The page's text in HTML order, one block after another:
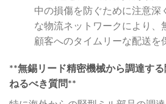
中の損傷を防ぐために注意深
な物流ネットワークにより、
顧客へのタイムリーな配送を
**無錫リード精密機械から調達す
ねるべき質問**